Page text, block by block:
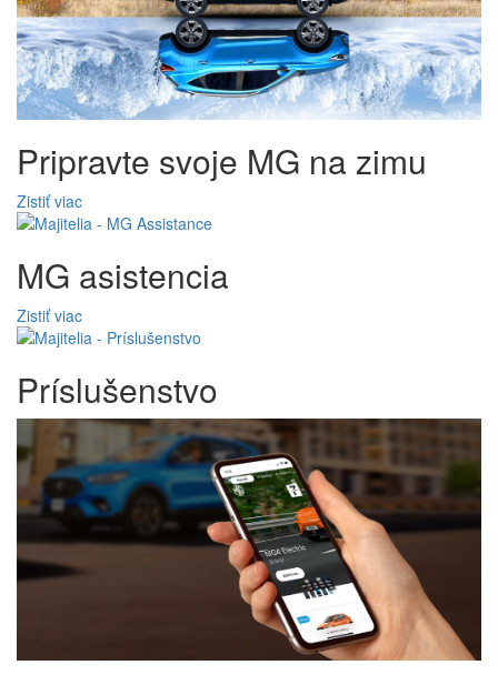
Pripravte svoje MG na zimu
Zistiť viac
MG asistencia
Zistiť viac
Príslušenstvo